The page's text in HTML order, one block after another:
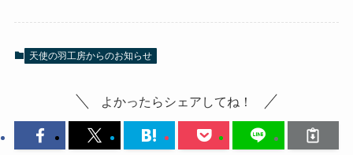
天使の羽工房からのお知らせ
よかったらシェアしてね！